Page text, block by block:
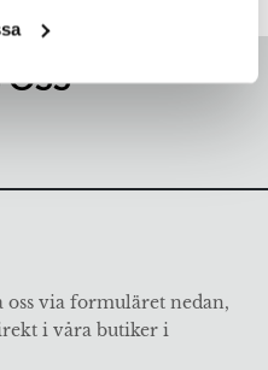
via formuläret nedan,
i våra butiker i